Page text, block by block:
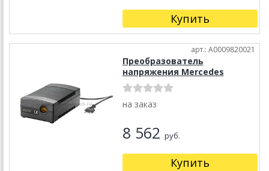
Купить
арт.: A0009820021
Преобразователь
напряжения Mercedes
на заказ
8 562 руб.
Купить